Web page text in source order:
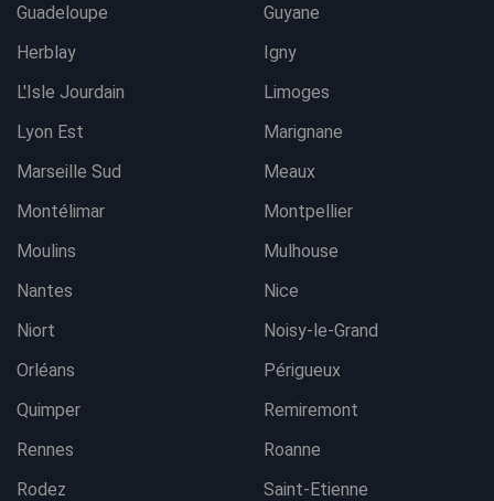
Guadeloupe
Guyane
Herblay
Igny
L'Isle Jourdain
Limoges
Lyon Est
Marignane
Marseille Sud
Meaux
Montélimar
Montpellier
Moulins
Mulhouse
Nantes
Nice
Niort
Noisy-le-Grand
Orléans
Périgueux
Quimper
Remiremont
Rennes
Roanne
Rodez
Saint-Etienne